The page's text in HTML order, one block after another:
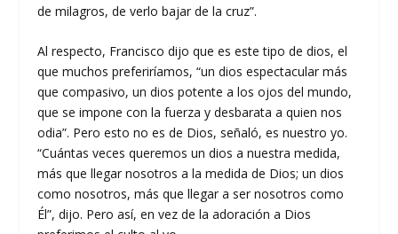
de milagros, de verlo bajar de la cruz”.
Al respecto, Francisco dijo que es este tipo de dios, el
que muchos preferiríamos, “un dios espectacular más
que compasivo, un dios potente a los ojos del mundo,
que se impone con la fuerza y desbarata a quien nos
odia”. Pero esto no es de Dios, señaló, es nuestro yo.
“Cuántas veces queremos un dios a nuestra medida,
más que llegar nosotros a la medida de Dios; un dios
como nosotros, más que llegar a ser nosotros como
Él”, dijo. Pero así, en vez de la adoración a Dios